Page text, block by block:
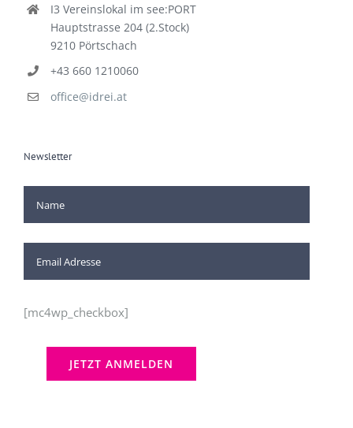
I3 Vereinslokal im see:PORT
Hauptstrasse 204 (2.Stock)
9210 Pörtschach
+43 660 1210060
office@idrei.at
Newsletter
[mc4wp_checkbox]